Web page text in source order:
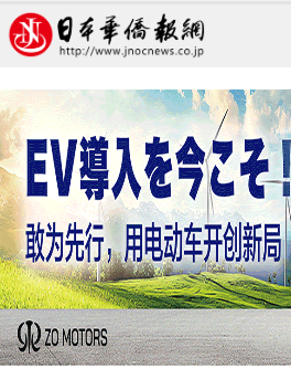
加贺温泉畔的共享之车延伸
程千凡 日本新闻 经济视野
日本华侨报 2024/11/15 11:11:28